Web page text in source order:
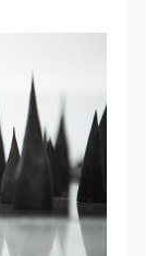
自负。鼓
一旦出现事
不承担人身
加活动的
但对事故本
本次活动者
自负。鼓
一旦出现事
不承担人身
加活动的
但对事故本
本次活动者
自负。鼓
一旦出现事
不承担人身
加活动的
但对事故本
本次活动者